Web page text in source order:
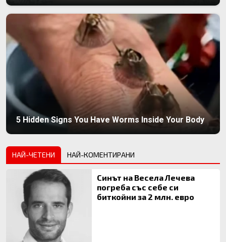
5 Hidden Signs You Have Worms Inside Your Body
НАЙ-ЧЕТЕНИ НАЙ-КОМЕНТИРАНИ
Синът на Весела Лечева
погреба със себе си
биткойни за 2 млн. евро